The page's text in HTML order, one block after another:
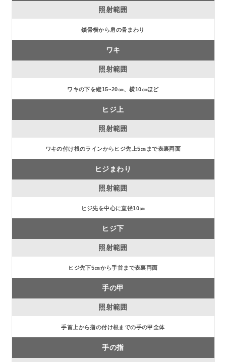
鎖骨横から肩の骨まわり
ワキ
ワキの下を縦15~20㎝、横10㎝ほど
ヒジ上
ワキの付け根のラインからヒジ先上5㎝まで表裏両面
ヒジまわり
ヒジ先を中心に直径10㎝
ヒジ下
ヒジ先下5㎝から手首まで表裏両面
手の甲
手首上から指の付け根までの手の甲全体
手の指